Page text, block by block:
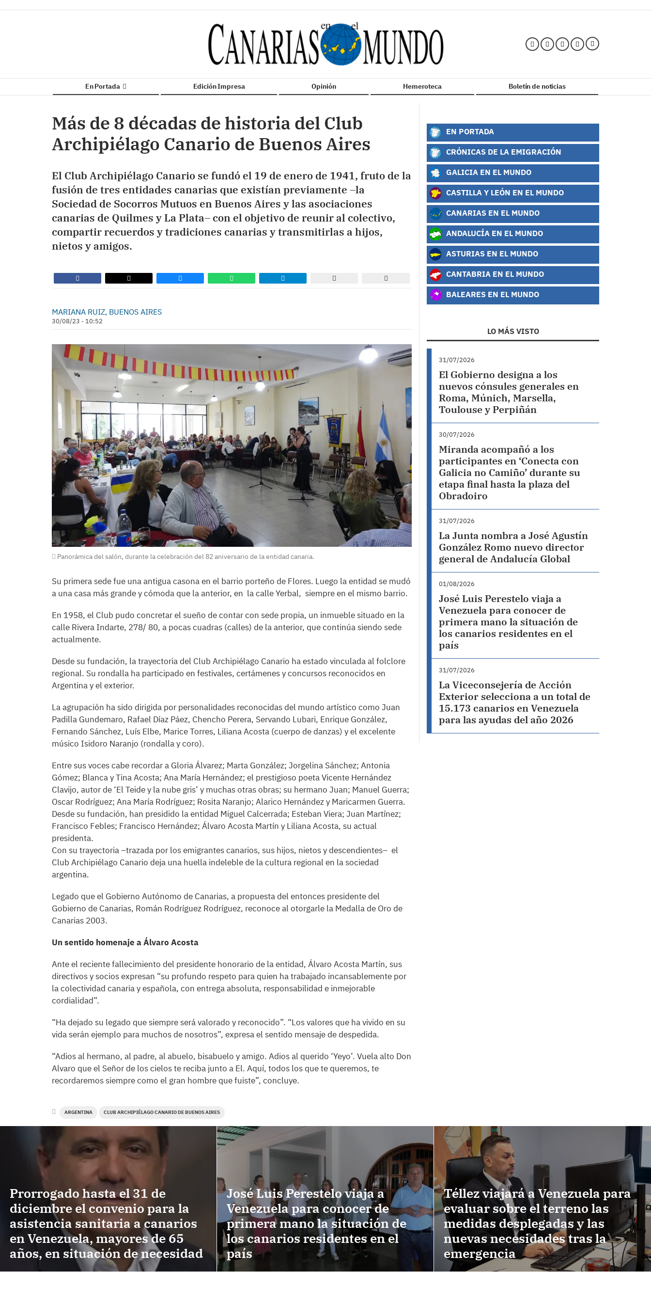
En Portada Edición Impresa Opinión Hemeroteca Boletín de noticias
Más de 8 décadas de historia del Club
Archipiélago Canario de Buenos Aires
El Club Archipiélago Canario se fundó el 19 de enero de 1941, fruto de la
fusión de tres entidades canarias que existían previamente –la
Sociedad de Socorros Mutuos en Buenos Aires y las asociaciones
canarias de Quilmes y La Plata– con el objetivo de reunir al colectivo,
compartir recuerdos y tradiciones canarias y transmitirlas a hijos,
nietos y amigos.
MARIANA RUIZ, BUENOS AIRES
30/08/23 - 10:52
Panorámica del salón, durante la celebración del 82 aniversario de la entidad canaria.
Su primera sede fue una antigua casona en el barrio porteño de Flores. Luego la entidad se mudó
a una casa más grande y cómoda que la anterior, en la calle Yerbal, siempre en el mismo barrio.
En 1958, el Club pudo concretar el sueño de contar con sede propia, un inmueble situado en la
calle Rivera Indarte, 278/ 80, a pocas cuadras (calles) de la anterior, que continúa siendo sede
actualmente.
Desde su fundación, la trayectoria del Club Archipiélago Canario ha estado vinculada al folclore
regional. Su rondalla ha participado en festivales, certámenes y concursos reconocidos en
Argentina y el exterior.
La agrupación ha sido dirigida por personalidades reconocidas del mundo artístico como Juan
Padilla Gundemaro, Rafael Díaz Páez, Chencho Perera, Servando Lubari, Enrique González,
Fernando Sánchez, Luís Elbe, Marice Torres, Liliana Acosta (cuerpo de danzas) y el excelente
músico Isidoro Naranjo (rondalla y coro).
Entre sus voces cabe recordar a Gloria Álvarez; Marta González; Jorgelina Sánchez; Antonia
Gómez; Blanca y Tina Acosta; Ana María Hernández; el prestigioso poeta Vicente Hernández
Clavijo, autor de ‘El Teide y la nube gris’ y muchas otras obras; su hermano Juan; Manuel Guerra;
Oscar Rodríguez; Ana María Rodríguez; Rosita Naranjo; Alarico Hernández y Maricarmen Guerra.
Desde su fundación, han presidido la entidad Miguel Calcerrada; Esteban Viera; Juan Martínez;
Francisco Febles; Francisco Hernández; Álvaro Acosta Martín y Liliana Acosta, su actual
presidenta.
Con su trayectoria –trazada por los emigrantes canarios, sus hijos, nietos y descendientes– el
Club Archipiélago Canario deja una huella indeleble de la cultura regional en la sociedad
argentina.
Legado que el Gobierno Autónomo de Canarias, a propuesta del entonces presidente del
Gobierno de Canarias, Román Rodríguez Rodríguez, reconoce al otorgarle la Medalla de Oro de
Canarias 2003.
Un sentido homenaje a Álvaro Acosta
Ante el reciente fallecimiento del presidente honorario de la entidad, Álvaro Acosta Martín, sus
directivos y socios expresan “su profundo respeto para quien ha trabajado incansablemente por
la colectividad canaria y española, con entrega absoluta, responsabilidad e inmejorable
cordialidad”.
“Ha dejado su legado que siempre será valorado y reconocido”. “Los valores que ha vivido en su
vida serán ejemplo para muchos de nosotros”, expresa el sentido mensaje de despedida.
“Adios al hermano, al padre, al abuelo, bisabuelo y amigo. Adios al querido ‘Yeyo’. Vuela alto Don
Alvaro que el Señor de los cielos te reciba junto a El. Aquí, todos los que te queremos, te
recordaremos siempre como el gran hombre que fuiste”, concluye.
ARGENTINA CLUB ARCHIPIÉLAGO CANARIO DE BUENOS AIRES
EN PORTADA
CRÓNICAS DE LA EMIGRACIÓN
GALICIA EN EL MUNDO
CASTILLA Y LEÓN EN EL MUNDO
CANARIAS EN EL MUNDO
ANDALUCÍA EN EL MUNDO
ASTURIAS EN EL MUNDO
CANTABRIA EN EL MUNDO
BALEARES EN EL MUNDO
LO MÁS VISTO
31/07/2026
El Gobierno designa a los
nuevos cónsules generales en
Roma, Múnich, Marsella,
Toulouse y Perpiñán
30/07/2026
Miranda acompañó a los
participantes en ‘Conecta con
Galicia no Camiño’ durante su
etapa final hasta la plaza del
Obradoiro
31/07/2026
La Junta nombra a José Agustín
González Romo nuevo director
general de Andalucía Global
01/08/2026
José Luis Perestelo viaja a
Venezuela para conocer de
primera mano la situación de
los canarios residentes en el
país
31/07/2026
La Viceconsejería de Acción
Exterior selecciona a un total de
15.173 canarios en Venezuela
para las ayudas del año 2026
Prorrogado hasta el 31 de
diciembre el convenio para la
asistencia sanitaria a canarios
en Venezuela, mayores de 65
años, en situación de necesidad
José Luis Perestelo viaja a
Venezuela para conocer de
primera mano la situación de
los canarios residentes en el
país
Téllez viajará a Venezuela para
evaluar sobre el terreno las
medidas desplegadas y las
nuevas necesidades tras la
emergencia